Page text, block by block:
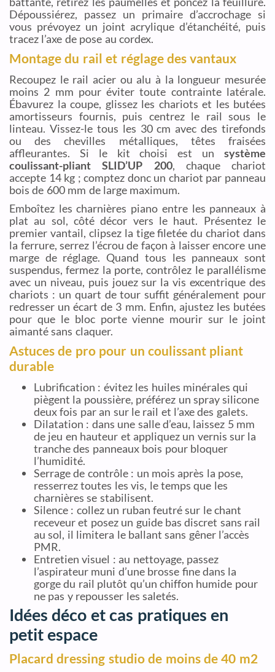
Dépoussiérez, passez un primaire d’accrochage si
vous prévoyez un joint acrylique d’étanchéité, puis
tracez l’axe de pose au cordex.
Montage du rail et réglage des vantaux
Recoupez le rail acier ou alu à la longueur mesurée
moins 2 mm pour éviter toute contrainte latérale.
Ébavurez la coupe, glissez les chariots et les butées
amortisseurs fournis, puis centrez le rail sous le
linteau. Vissez-le tous les 30 cm avec des tirefonds
ou des chevilles métalliques, têtes fraisées
affleurantes. Si le kit choisi est un système
coulissant-pliant SLID’UP 200, chaque chariot
accepte 14 kg ; comptez donc un chariot par panneau
bois de 600 mm de large maximum.
Emboîtez les charnières piano entre les panneaux à
plat au sol, côté décor vers le haut. Présentez le
premier vantail, clipsez la tige filetée du chariot dans
la ferrure, serrez l’écrou de façon à laisser encore une
marge de réglage. Quand tous les panneaux sont
suspendus, fermez la porte, contrôlez le parallélisme
avec un niveau, puis jouez sur la vis excentrique des
chariots : un quart de tour suffit généralement pour
redresser un écart de 3 mm. Enfin, ajustez les butées
pour que le bloc porte vienne mourir sur le joint
aimanté sans claquer.
Astuces de pro pour un coulissant pliant
durable
Lubrification : évitez les huiles minérales qui
piègent la poussière, préférez un spray silicone
deux fois par an sur le rail et l’axe des galets.
Dilatation : dans une salle d’eau, laissez 5 mm
de jeu en hauteur et appliquez un vernis sur la
tranche des panneaux bois pour bloquer
l’humidité.
Serrage de contrôle : un mois après la pose,
resserrez toutes les vis, le temps que les
charnières se stabilisent.
Silence : collez un ruban feutré sur le chant
receveur et posez un guide bas discret sans rail
au sol, il limitera le ballant sans gêner l’accès
PMR.
Entretien visuel : au nettoyage, passez
l’aspirateur muni d’une brosse fine dans la
gorge du rail plutôt qu’un chiffon humide pour
ne pas y repousser les saletés.
Idées déco et cas pratiques en
petit espace
Placard dressing studio de moins de 40 m2